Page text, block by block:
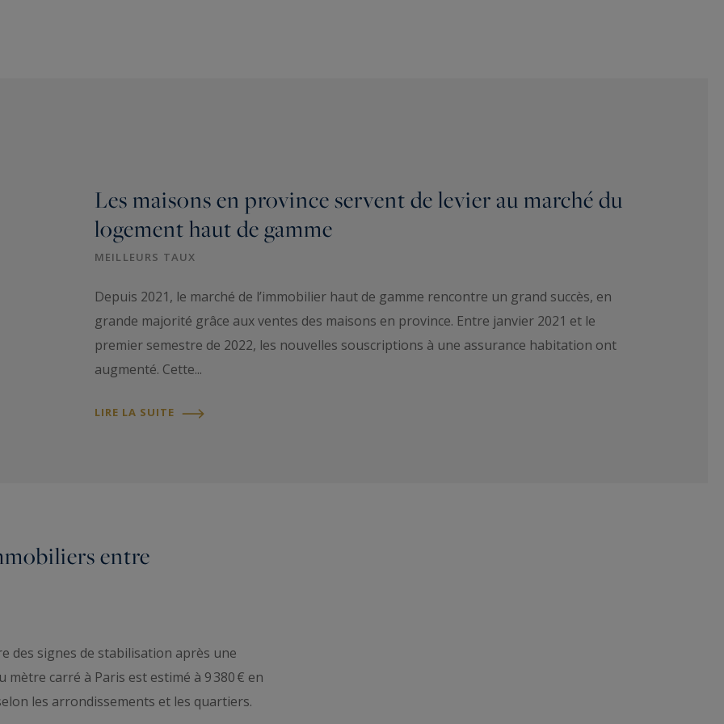
Les maisons en province servent de levier au marché du
logement haut de gamme
MEILLEURS TAUX
Depuis 2021, le marché de l’immobilier haut de gamme rencontre un grand succès, en
grande majorité grâce aux ventes des maisons en province. Entre janvier 2021 et le
premier semestre de 2022, les nouvelles souscriptions à une assurance habitation ont
augmenté. Cette...
LIRE LA SUITE
entre
des signes de stabilisation après une
carré à Paris est estimé à 9 380 € en
les arrondissements et les quartiers.